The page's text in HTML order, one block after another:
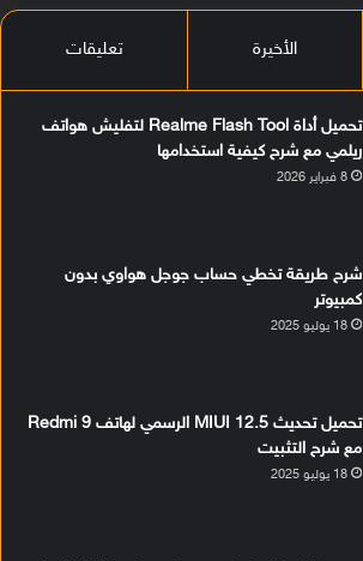
الأخيرة تعليقات
تحميل أداة Realme Flash Tool لتفليش هواتف
ريلمي مع شرح كيفية استخدامها
8 فبراير 2026
شرح طريقة تخطي حساب جوجل هواوي بدون
كمبيوتر
18 يوليو 2025
تحميل تحديث MIUI 12.5 الرسمي لهاتف Redmi 9
مع شرح التثبيت
18 يوليو 2025